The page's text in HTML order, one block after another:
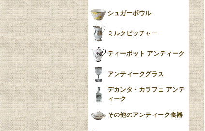
シュガーボウル
ミルクピッチャー
ティーポット アンティーク
アンティークグラス
デカンタ・カラフェ アンテ
ィーク
その他のアンティーク食器